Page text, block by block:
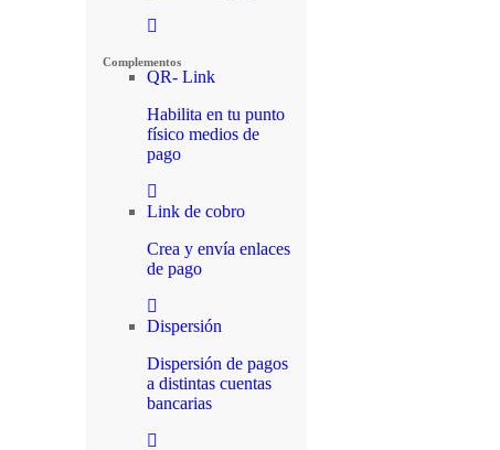
Complementos
QR- Link
Habilita en tu punto
físico medios de
pago
Link de cobro
Crea y envía enlaces
de pago
Dispersión
Dispersión de pagos
a distintas cuentas
bancarias